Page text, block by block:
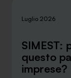
Luglio 2026
SIMEST:
questo
imprese?